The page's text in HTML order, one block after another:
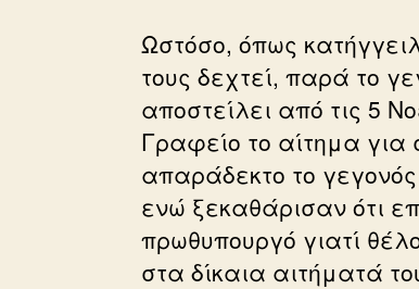
Ωστόσο, όπως
τους δεχτεί, παρά το
αποστείλει από τις 5
Γραφείο το αίτημα
απαράδεκτο το γεγονός
ενώ ξεκαθάρισαν ότι
πρωθυπουργό γιατί
στα δίκαια αιτήματά